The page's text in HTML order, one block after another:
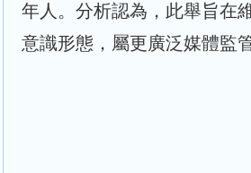
年人。分析認為，此舉旨在
意識形態，屬更廣泛媒體監